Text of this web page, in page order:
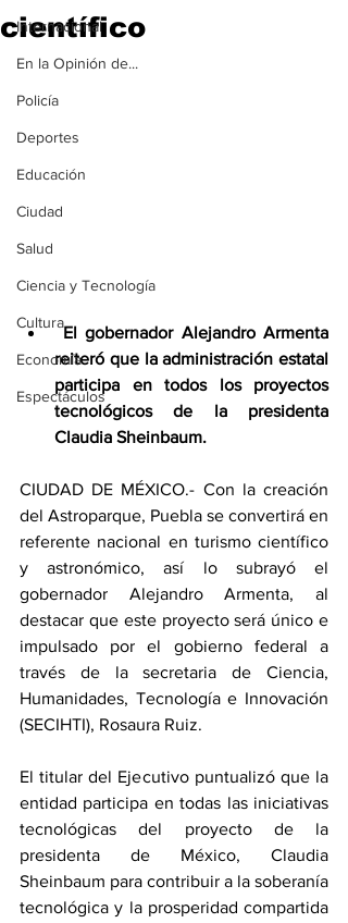
Internacional
En la Opinión de...
Policía
Deportes
Educación
Ciudad
Salud
Ciencia y Tecnología
Cultura
Economía
Espectáculos
científico
El gobernador Alejandro Armenta
reiteró que la administración estatal
participa en todos los proyectos
tecnológicos de la presidenta
Claudia Sheinbaum.
CIUDAD DE MÉXICO.- Con la creación
del Astroparque, Puebla se convertirá en
referente nacional en turismo científico
y astronómico, así lo subrayó el
gobernador Alejandro Armenta, al
destacar que este proyecto será único e
impulsado por el gobierno federal a
través de la secretaria de Ciencia,
Humanidades, Tecnología e Innovación
(SECIHTI), Rosaura Ruiz.
El titular del Ejecutivo puntualizó que la
entidad participa en todas las iniciativas
tecnológicas del proyecto de la
presidenta de México, Claudia
Sheinbaum para contribuir a la soberanía
tecnológica y la prosperidad compartida